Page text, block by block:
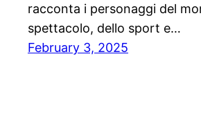
racconta i personaggi del
spettacolo, dello sport e…
February 3, 2025